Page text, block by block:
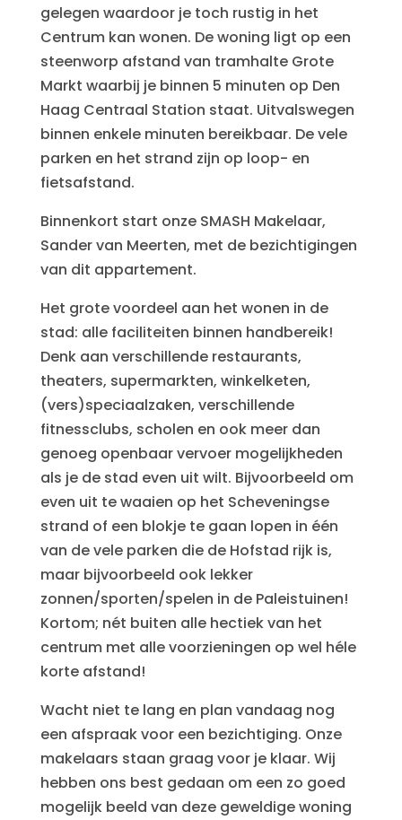
gelegen waardoor je toch rustig in het
Centrum kan wonen. De woning ligt op een
steenworp afstand van tramhalte Grote
Markt waarbij je binnen 5 minuten op Den
Haag Centraal Station staat. Uitvalswegen
binnen enkele minuten bereikbaar. De vele
parken en het strand zijn op loop- en
fietsafstand.
Binnenkort start onze SMASH Makelaar,
Sander van Meerten, met de bezichtigingen
van dit appartement.
Het grote voordeel aan het wonen in de
stad: alle faciliteiten binnen handbereik!
Denk aan verschillende restaurants,
theaters, supermarkten, winkelketen,
(vers)speciaalzaken, verschillende
fitnessclubs, scholen en ook meer dan
genoeg openbaar vervoer mogelijkheden
als je de stad even uit wilt. Bijvoorbeeld om
even uit te waaien op het Scheveningse
strand of een blokje te gaan lopen in één
van de vele parken die de Hofstad rijk is,
maar bijvoorbeeld ook lekker
zonnen/sporten/spelen in de Paleistuinen!
Kortom; nét buiten alle hectiek van het
centrum met alle voorzieningen op wel héle
korte afstand!
Wacht niet te lang en plan vandaag nog
een afspraak voor een bezichtiging. Onze
makelaars staan graag voor je klaar. Wij
hebben ons best gedaan om een zo goed
mogelijk beeld van deze geweldige woning